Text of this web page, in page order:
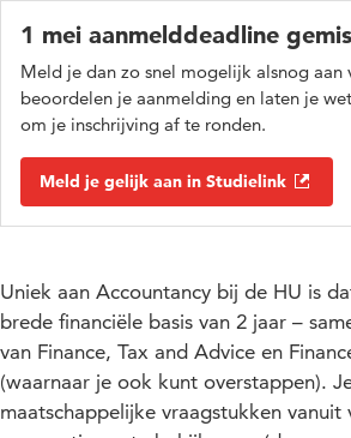
1 mei aanmelddeadline
Meld je dan zo snel mogelijk alsnog aan
beoordelen je aanmelding en laten je
om je inschrijving af te ronden.
Meld je gelijk aan in Studielink
Uniek aan Accountancy bij de HU is
brede financiële basis van 2 jaar –
van Finance, Tax and Advice en
(waarnaar je ook kunt overstappen).
maatschappelijke vraagstukken vanuit